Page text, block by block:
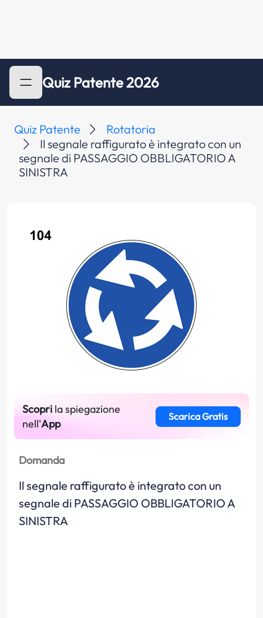
Quiz Patente 2026
Quiz Patente
Rotatoria
Il segnale raffigurato è integrato con un
segnale di PASSAGGIO OBBLIGATORIO A
SINISTRA
Scopri la spiegazione
nell'App
Scarica Gratis
Domanda
Il segnale raffigurato è integrato con un
segnale di PASSAGGIO OBBLIGATORIO A
SINISTRA